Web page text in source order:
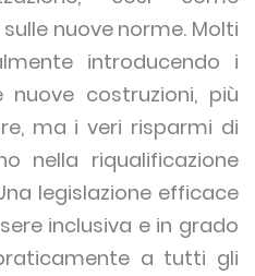
nuove norme. Molti
introducendo i
nuove costruzioni, più
ma i veri risparmi di
nella riqualificazione
legislazione efficace
inclusiva e in grado
a tutti gli